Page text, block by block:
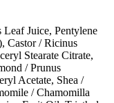
Juice, Pentylene
Castor / Ricinus
Stearate Citrate,
/ Prunus
Acetate, Shea /
/ Chamomilla